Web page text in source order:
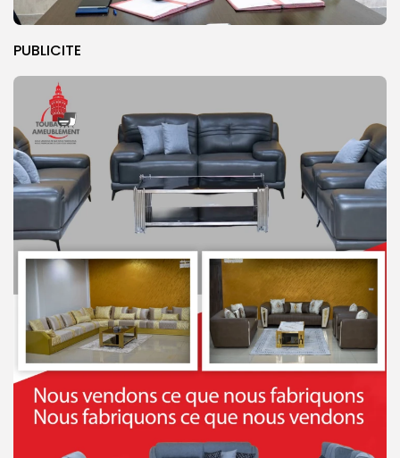
PUBLICITE